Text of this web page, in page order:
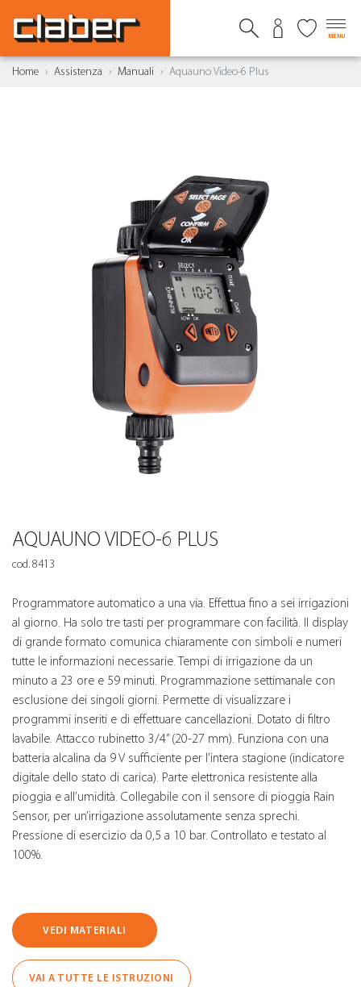
MENU
Home Assistenza Manuali Aquauno Video-6 Plus
AQUAUNO VIDEO-6 PLUS
cod. 8413
Programmatore automatico a una via. Effettua fino a sei irrigazioni
al giorno. Ha solo tre tasti per programmare con facilità. Il display
di grande formato comunica chiaramente con simboli e numeri
tutte le informazioni necessarie. Tempi di irrigazione da un
minuto a 23 ore e 59 minuti. Programmazione settimanale con
esclusione dei singoli giorni. Permette di visualizzare i
programmi inseriti e di effettuare cancellazioni. Dotato di filtro
lavabile. Attacco rubinetto 3/4” (20-27 mm). Funziona con una
batteria alcalina da 9 V sufficiente per l’intera stagione (indicatore
digitale dello stato di carica). Parte elettronica resistente alla
pioggia e all’umidità. Collegabile con il sensore di pioggia Rain
Sensor, per un’irrigazione assolutamente senza sprechi.
Pressione di esercizio da 0,5 a 10 bar. Controllato e testato al
100%.
VEDI MATERIALI
VAI A TUTTE LE ISTRUZIONI